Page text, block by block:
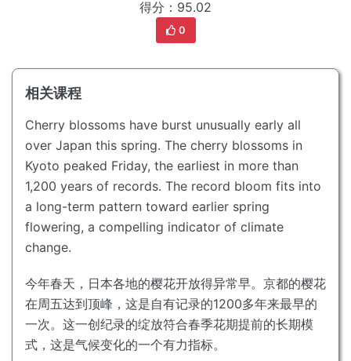
得分：95.02
0
相关课程
Cherry blossoms have burst unusually early all
over Japan this spring. The cherry blossoms in
Kyoto peaked Friday, the earliest in more than
1,200 years of records. The record bloom fits into
a long-term pattern toward earlier spring
flowering, a compelling indicator of climate
change.
今年春天，日本各地的樱花开放得异常早。 京都的樱花
在周五达到顶峰，这是自有记录的1200多年来最早的
一次。 这一创纪录的绽放符合春季花期提前的长期模
式，这是气候变化的一个有力指标。